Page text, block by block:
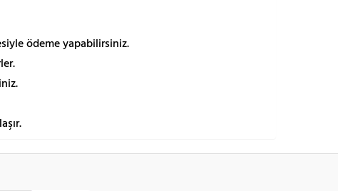
ödeme yapabilirsiniz.